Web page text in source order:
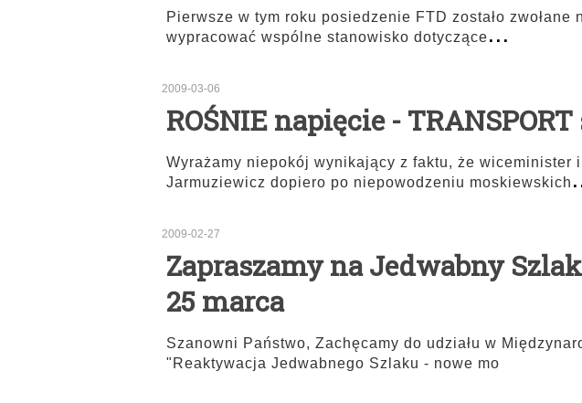
Pierwsze w tym roku posiedzenie FTD zostało zwołane
wypracować wspólne stanowisko dotyczące...
2009-03-06
ROŚNIE napięcie -
Wyrażamy niepokój wynikający z faktu, że wiceminister
Jarmuziewicz dopiero po niepowodzeniu moskiewskich
2009-02-27
Zapraszamy na Jedwabny
25 marca
Szanowni Państwo, Zachęcamy do udziału w
"Reaktywacja Jedwabnego Szlaku - nowe mo